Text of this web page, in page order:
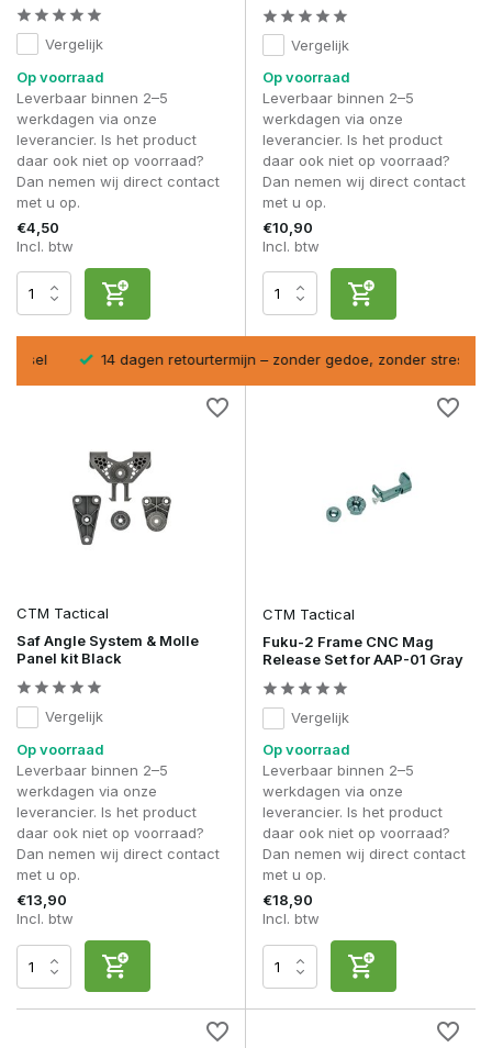
Wat zijn populaire CTM Tactical producten?
Bekende keuzes zijn CNC slides, lightweight blowback units,
triggersets en magwells voor snelle reloads.
Verbetert CTM Tactical mijn replica’s levensduur?
Ja, dankzij gebruik van duurzame materialen en precieze
productie gaan onderdelen langer mee dan standaard stock
parts.
Upgrade jouw replica met CTM Tactical– precisie, prestaties
en design in één merk.
Vergelijk
Op voorraad
Leverbaar binnen 2–5
werkdagen via onze
leverancier. Is het product
daar ook niet op voorraad?
Dan nemen wij direct contact
met u op.
€4,50
Incl. btw
Vergelijk
Op voorraad
Leverbaar binnen 2–5
werkdagen via onze
leverancier. Is het product
daar ook niet op voorraad?
Dan nemen wij direct contact
met u op.
€10,90
Incl. btw
14 dagen retourtermijn – zonder gedoe, zonder stress.
CTM Tactical
Saf Angle System & Molle
Panel kit Black
Vergelijk
Op voorraad
Leverbaar binnen 2–5
werkdagen via onze
leverancier. Is het product
daar ook niet op voorraad?
Dan nemen wij direct contact
met u op.
€13,90
Incl. btw
CTM Tactical
Fuku-2 Frame CNC Mag
Release Set for AAP-01 Gray
Vergelijk
Op voorraad
Leverbaar binnen 2–5
werkdagen via onze
leverancier. Is het product
daar ook niet op voorraad?
Dan nemen wij direct contact
met u op.
€18,90
Incl. btw